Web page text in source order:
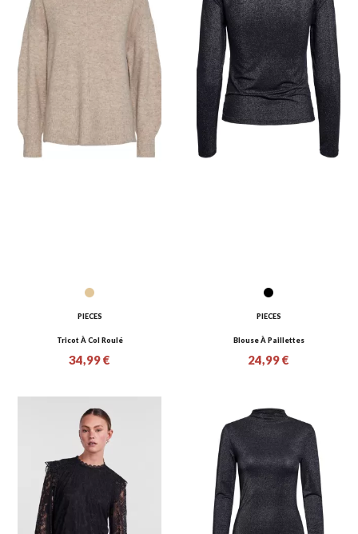
PIECES
Tricot À Col Roulé
34,99 €
PIECES
Blouse À Paillettes
24,99 €